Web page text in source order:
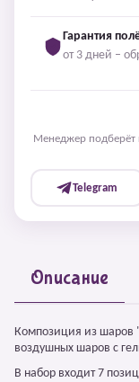
Гарантия
от 3 дней –
Менеджер подберёт
Telegram
Описание
Композиция из шаров
воздушных шаров с
В набор входит 7